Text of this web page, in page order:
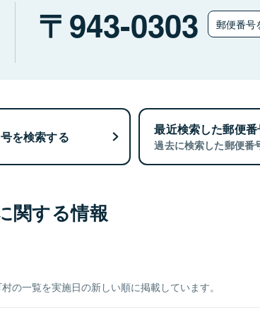
943-0303 郵便番号
を検索する 最近検索した郵便番
過去に検索した郵便番
関する情報
の一覧を実施日の新しい順に掲載しています。